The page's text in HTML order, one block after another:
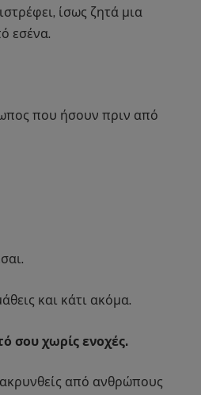
ίσως ζητά μια
εσένα.
που ήσουν πριν από
και κάτι ακόμα.
σου χωρίς ενοχές.
από ανθρώπους